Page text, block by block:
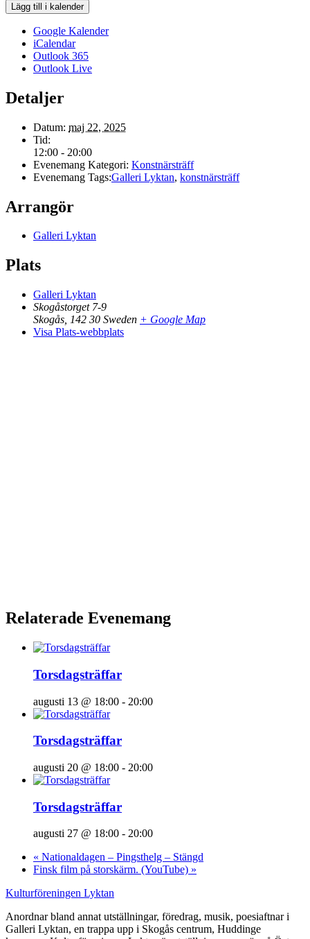
Lägg till i kalender
Google Kalender
iCalendar
Outlook 365
Outlook Live
Detaljer
Datum: maj 22, 2025
Tid:
12:00 - 20:00
Evenemang Kategori: Konstnärsträff
Evenemang Tags:Galleri Lyktan, konstnärsträff
Arrangör
Galleri Lyktan
Plats
Galleri Lyktan
Skogåstorget 7-9
Skogås 142 30 Sweden + Google Map
Visa Plats-webbplats
Relaterade Evenemang
Torsdagsträffar
augusti 13 @ 18:00 - 20:00
Torsdagsträffar
augusti 20 @ 18:00 - 20:00
Torsdagsträffar
augusti 27 @ 18:00 - 20:00
« Nationaldagen – Pingsthelg – Stängd
Finsk film på storskärm. (YouTube) »
Kulturföreningen Lyktan
Anordnar bland annat utställningar, föredrag, musik, poesiaftnar i
Galleri Lyktan, en trappa upp i Skogås centrum, Huddinge